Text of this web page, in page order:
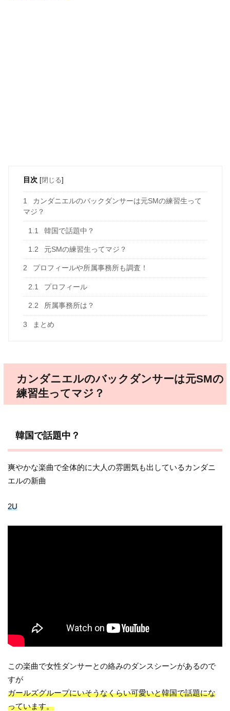
目次 [閉じる]
1
カンダニエルのバックダンサーは元SMの練習生って
マジ？
1.1 韓国で話題中？
1.2 元SMの練習生ってマジ？
2 プロフィールや所属事務所も調査！
2.1 プロフィール
2.2 所属事務所は？
3 まとめ
カンダニエルのバックダンサーは元SMの
練習生ってマジ？
韓国で話題中？
爽やかな楽曲で全体的に大人の雰囲気も出しているカンダニ
エルの新曲
2U
この楽曲で女性ダンサーとの絡みのダンスシーンがあるので
すが
ガールズグループにいそうなくらい可愛いと韓国で話題にな
っています。